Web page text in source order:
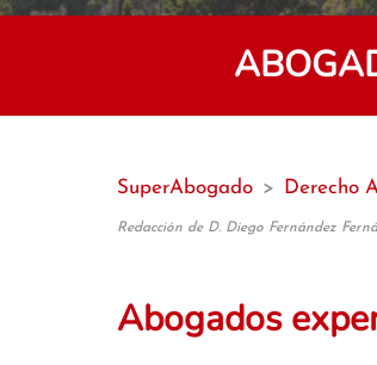
SuperAbogado > Derecho
Redacción de D. Diego Fernández
Abogados